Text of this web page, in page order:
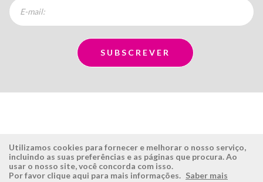
ÉSISTEMAS ÁREA RESERVADA
Utilizamos cookies para fornecer e melhorar o nosso serviço,
incluindo as suas preferências e as páginas que procura. Ao
usar o nosso site, você concorda com isso.
Por favor clique aqui para mais informações. Saber mais